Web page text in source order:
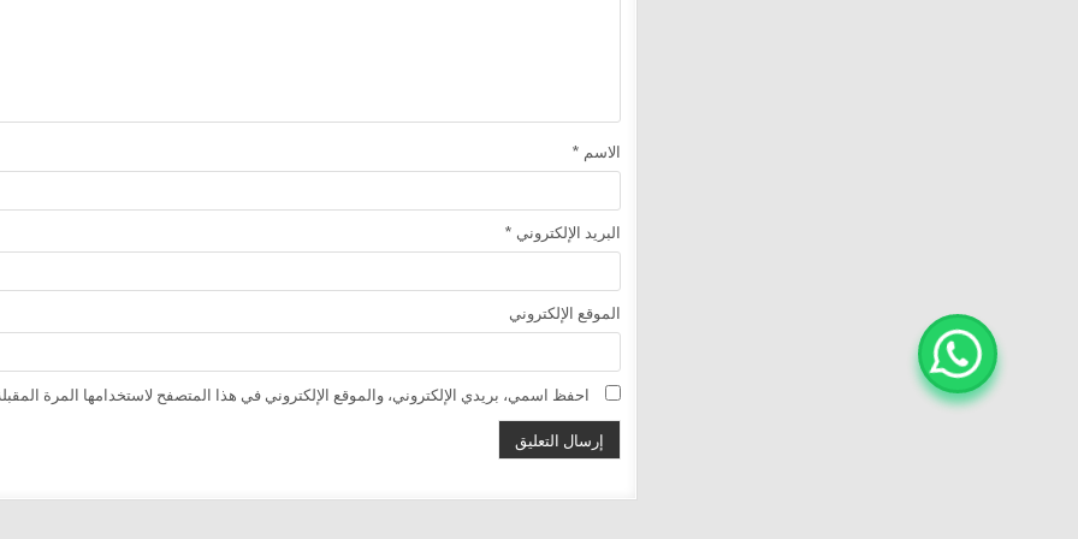
الاسم *
البريد الإلكتروني *
الموقع الإلكتروني
احفظ اسمي، بريدي الإلكتروني، والموقع الإلكتروني في هذا المتصفح لاستخدامها المرة